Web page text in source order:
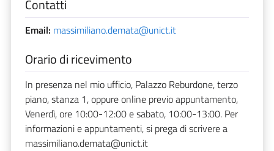
Contatti
Email: massimiliano.demata@unict.it
Orario di ricevimento
In presenza nel mio ufficio, Palazzo Reburdone, terzo
piano, stanza 1, oppure online previo appuntamento,
Venerdì, ore 10:00-12:00 e sabato, 10:00-13:00. Per
informazioni e appuntamenti, si prega di scrivere a
massimiliano.demata@unict.it